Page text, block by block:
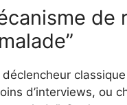
de
d’interviews, ou